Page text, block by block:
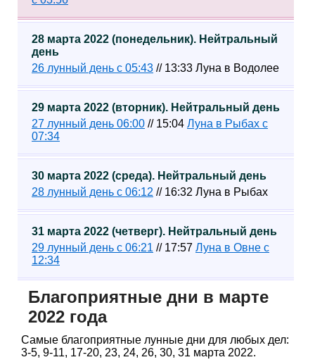
28 марта 2022 (понедельник). Нейтральный
день
26 лунный день с 05:43 // 13:33 Луна в Водолее
29 марта 2022 (вторник). Нейтральный день
27 лунный день 06:00 // 15:04 Луна в Рыбах с
07:34
30 марта 2022 (среда). Нейтральный день
28 лунный день с 06:12 // 16:32 Луна в Рыбах
31 марта 2022 (четверг). Нейтральный день
29 лунный день с 06:21 // 17:57 Луна в Овне c
12:34
Благоприятные дни в марте
2022 года
Самые благоприятные лунные дни для любых дел:
3-5, 9-11, 17-20, 23, 24, 26, 30, 31 марта 2022.